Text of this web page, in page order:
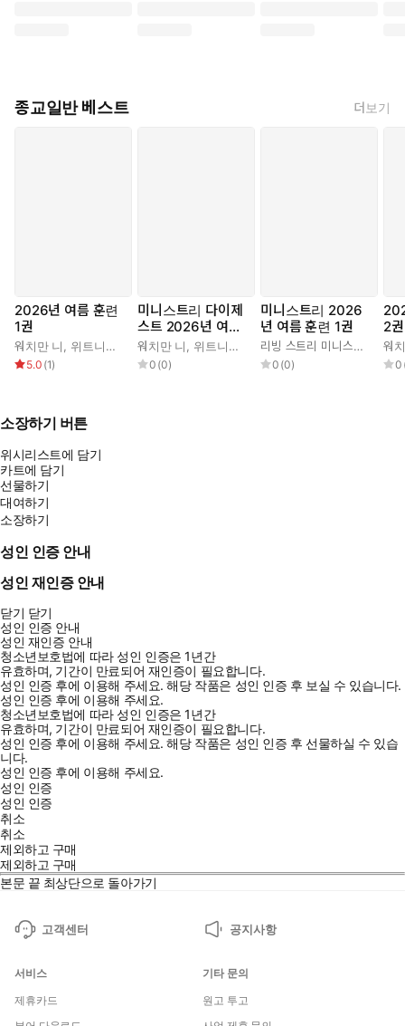
종교일반 베스트 더보기
2026년 여름 훈련
1권
워치만 니 위트니스 리
5.0 (1)
미니스트리 다이제
스트 2026년 여름
훈련 1권
워치만 니 위트니스 리
0 (0)
미니스트리 2026
년 여름 훈련 1권
리빙 스트리 미니스트리 편집부
0 (0)
2권
워
0
소장하기 버튼
위시리스트에 담기
카트에 담기
선물하기
대여하기
소장하기
성인 인증 안내
성인 재인증 안내
닫기 닫기
성인 인증 안내
성인 재인증 안내
청소년보호법에 따라 성인 인증은 1년간
유효하며, 기간이 만료되어 재인증이 필요합니다.
성인 인증 후에 이용해 주세요.해당 작품은 성인 인증 후 보실 수 있습니다.
성인 인증 후에 이용해 주세요.
청소년보호법에 따라 성인 인증은 1년간
유효하며, 기간이 만료되어 재인증이 필요합니다.
성인 인증 후에 이용해 주세요.해당 작품은 성인 인증 후 선물하실 수 있습
니다.
성인 인증 후에 이용해 주세요.
성인 인증
성인 인증
취소
취소
제외하고 구매
제외하고 구매
본문 끝 최상단으로 돌아가기
고객센터 공지사항
서비스
제휴카드
기타 문의
원고 투고